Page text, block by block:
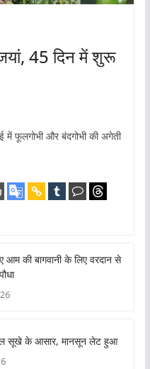
45 दिन में शुरू
में फूलगोभी और बंदगोभी की अगेती
आम की बागवानी के लिए वरदान से
सूखे के आसार, मानसून लेट हुआ